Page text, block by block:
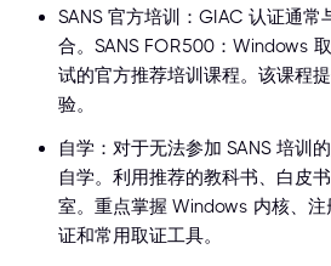
SANS 官方培训：GIAC 认证通常
合。SANS FOR500：Windows
试的官方推荐培训课程。该课程
验。
自学：对于无法参加 SANS 培训
自学。利用推荐的教科书、白皮
室。重点掌握 Windows 内核、
证和常用取证工具。